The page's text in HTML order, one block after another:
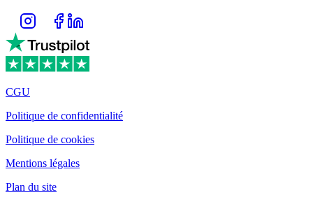
CGU
Politique de confidentialité
Politique de cookies
Mentions légales
Plan du site